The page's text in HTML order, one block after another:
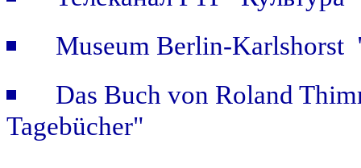
Museum Berlin-Karlshorst
Das Buch von Roland
Tagebücher"